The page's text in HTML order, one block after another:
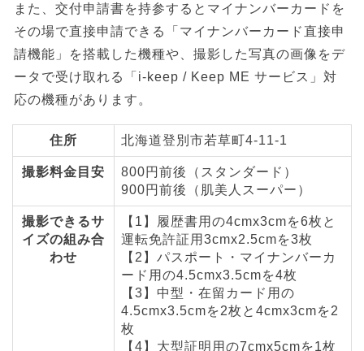
また、交付申請書を持参するとマイナンバーカードを
その場で直接申請できる「マイナンバーカード直接申
請機能」を搭載した機種や、撮影した写真の画像をデ
ータで受け取れる「i-keep / Keep ME サービス」対
応の機種があります。
住所 北海道登別市若草町4-11-1
撮影料金目安
800円前後（スタンダード）
900円前後（肌美人スーパー）
撮影できるサ
イズの組み合
わせ
【1】履歴書用の4cmx3cmを6枚と
運転免許証用3cmx2.5cmを3枚
【2】パスポート・マイナンバーカ
ード用の4.5cmx3.5cmを4枚
【3】中型・在留カード用の
4.5cmx3.5cmを2枚と4cmx3cmを2
枚
【4】大型証明用の7cmx5cmを1枚